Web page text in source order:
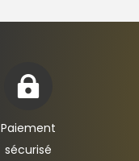

Paiement
sécurisé